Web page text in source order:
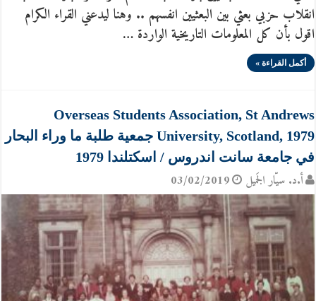
انقلاب حزبي بعثي بين البعثيين انفسهم .. وهنا ليدعني القراء الكرام
اقول بأن كل المعلومات التاريخية الواردة …
أكمل القراءة »
Overseas Students Association, St Andrews
University, Scotland, 1979 جمعية طلبة ما وراء البحار
في جامعة سانت اندروس / اسكتلندا 1979
أ.د. سيّار الجَميل 03/02/2019